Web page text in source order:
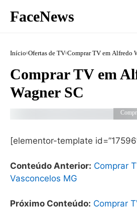
FaceNews
Início Ofertas de TV Comprar TV em Alfredo
Comprar TV em
Wagner SC
[elementor-template
Conteúdo Anterior: Comprar
Vasconcelos MG
Próximo Conteúdo: Comprar